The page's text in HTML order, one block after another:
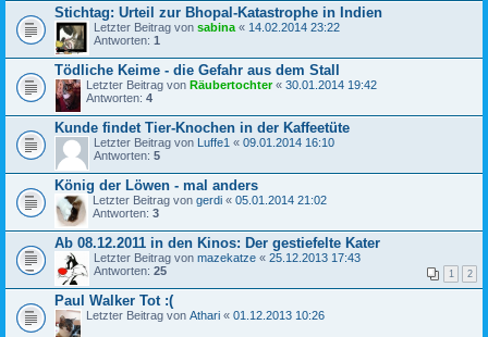
Stichtag: Urteil zur Bhopal-Katastrophe in Indien
Letzter Beitrag von sabina « 14.02.2014 23:22
Antworten: 1
Tödliche Keime - die Gefahr aus dem Stall
Letzter Beitrag von Räubertochter« 30.01.2014 19:42
Antworten: 4
Kunde findet Tier-Knochen in der Kaffeetüte
Letzter Beitrag von Luffe1 « 09.01.2014 16:10
Antworten: 5
König der Löwen - mal anders
Letzter Beitrag von gerdi « 05.01.2014 21:02
Antworten: 3
Ab 08.12.2011 in den Kinos: Der gestiefelte Kater
Letzter Beitrag von mazekatze « 25.12.2013 17:43
Antworten: 25 1 2
Paul Walker Tot :(
Letzter Beitrag von Athari « 01.12.2013 10:26